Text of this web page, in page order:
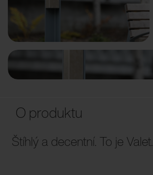
O produktu
Štíhlý a decentní. To je Valet.